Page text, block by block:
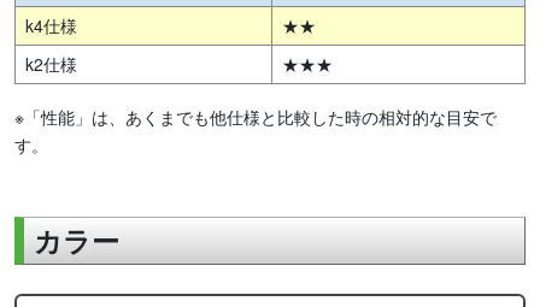
k4仕様
★★
k2仕様
★★★
※「性能」は、あくまでも他仕様と比較した時の相対的な目安で
す。
カラー